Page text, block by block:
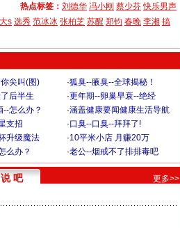
热点标签： 刘德华 冯小刚 蔡少芬 快乐男声
大s 选秀 范冰冰 张柏芝 苏醒 郑钧 春晚 李湘 搞
尖叫(图) ·狐臭--腋臭--全球揭秘！
后半生 ·更年期--卵巢早衰--绝经
--怎么办？ ·涵盖健康要闻健康生活导航
支招 ·口臭--口臭--拜拜了!
升级魔法 ·10平米小店 月赚20万
么办？ ·老公--烟戒不了排排毒吧
说 吧 更多>>